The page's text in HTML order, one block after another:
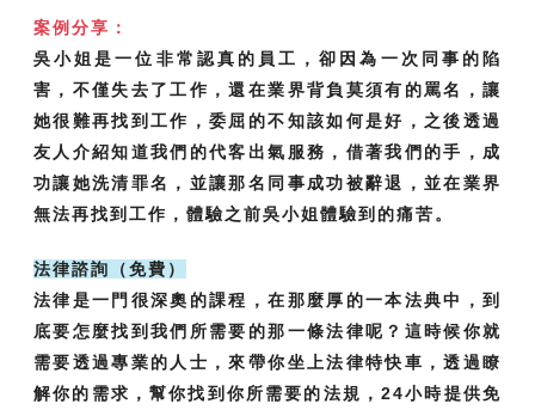
案例分享：
吳小姐是一位非常認真的員工，卻因為一次同事的陷
害，不僅失去了工作，還在業界背負莫須有的罵名，讓
她很難再找到工作，委屈的不知該如何是好，之後透過
友人介紹知道我們的代客出氣服務，借著我們的手，成
功讓她洗清罪名，並讓那名同事成功被辭退，並在業界
無法再找到工作，體驗之前吳小姐體驗到的痛苦。
法律諮詢（免費）
法律是一門很深奧的課程，在那麼厚的一本法典中，到
底要怎麼找到我們所需要的那一條法律呢？這時候你就
需要透過專業的人士，來帶你坐上法律特快車，透過瞭
解你的需求，幫你找到你所需要的法規，24小時提供免